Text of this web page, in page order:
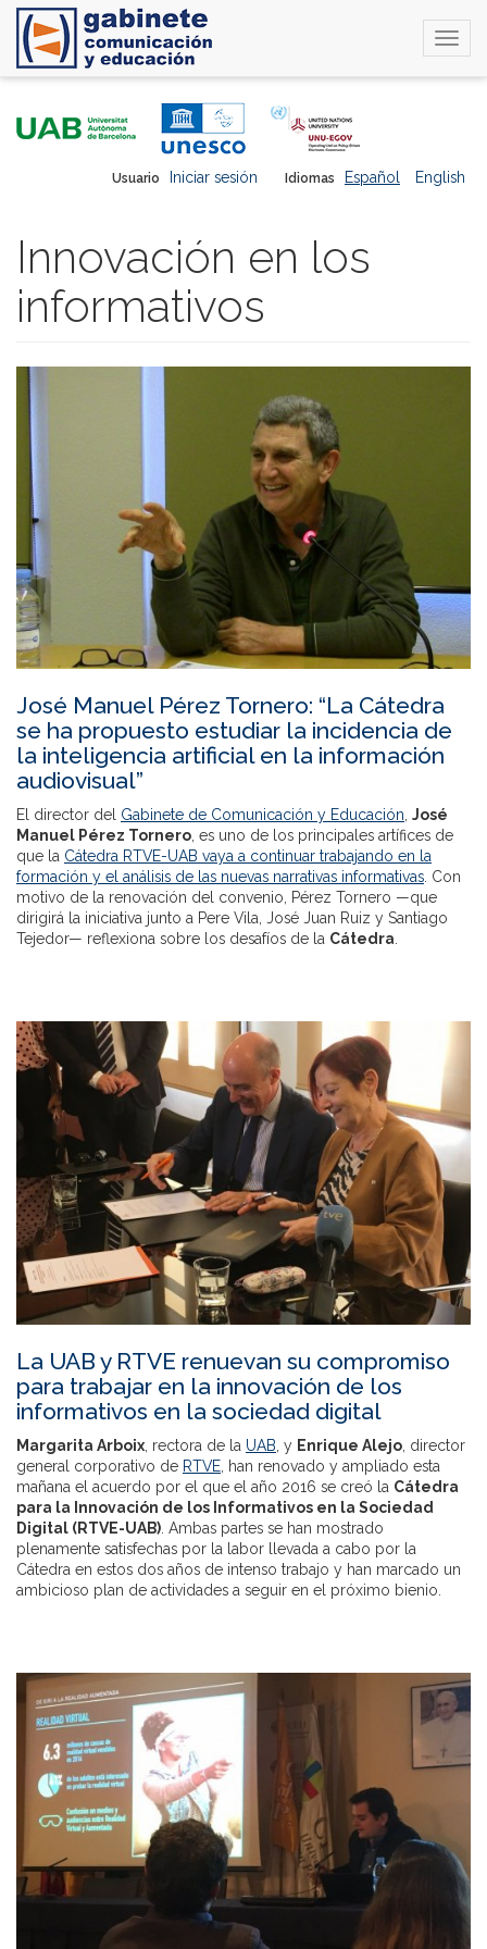
Idiomas Español English
Usuario Iniciar sesión
Innovación en los
informativos
José Manuel Pérez Tornero: “La Cátedra
se ha propuesto estudiar la incidencia de
la inteligencia artificial en la información
audiovisual”
El director del Gabinete de Comunicación y Educación, José
Manuel Pérez Tornero, es uno de los principales artífices de
que la Cátedra RTVE-UAB vaya a continuar trabajando en la
formación y el análisis de las nuevas narrativas informativas. Con
motivo de la renovación del convenio, Pérez Tornero —que
dirigirá la iniciativa junto a Pere Vila, José Juan Ruiz y Santiago
Tejedor— reflexiona sobre los desafíos de la Cátedra.
La UAB y RTVE renuevan su compromiso
para trabajar en la innovación de los
informativos en la sociedad digital
Margarita Arboix , rectora de la UAB , y Enrique Alejo , director
general corporativo de RTVE , han renovado y ampliado esta
mañana el acuerdo por el que el año 2016 se creó la Cátedra
para la Innovación de los Informativos en la Sociedad
Digital (RTVE-UAB) . Ambas partes se han mostrado
plenamente satisfechas por la labor llevada a cabo por la
Cátedra en estos dos años de intenso trabajo y han marcado un
ambicioso plan de actividades a seguir en el próximo bienio.